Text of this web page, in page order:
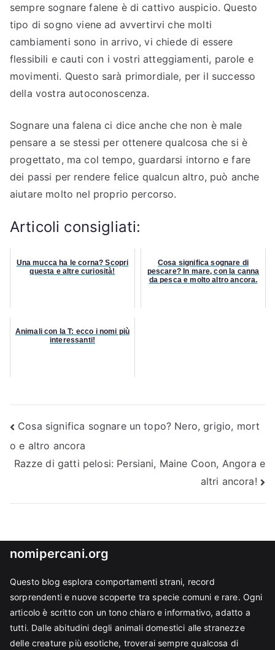
sempre sognare falene è di cattivo auspicio. Questo
tipo di sogno viene ad avvertirvi che molti
cambiamenti sono in arrivo, vi chiede di essere
flessibili e cauti con i vostri atteggiamenti, parole e
movimenti. Questo sarà primordiale, per il successo
della vostra autoconoscenza.
Sognare una falena ci dice anche che non è male
pensare a se stessi per ottenere qualcosa che si è
progettato, ma col tempo, guardarsi intorno e fare
dei passi per rendere felice qualcun altro, può anche
aiutare molto nel proprio percorso.
Articoli consigliati:
Una mucca ha le corna? Scopri
questa e altre curiosità!
Cosa significa sognare di
pescare? In mare, con la canna
da pesca e molto altro ancora.
Animali con la T: ecco i nomi più
interessanti!
Navigazione
articoli
Cosa significa sognare un topo? Nero, grigio, mort
o e altro ancora
Razze di gatti pelosi: Persiani, Maine Coon, Angora e
altri ancora!
nomipercani.org
Questo blog esplora comportamenti strani, record
sorprendenti e nuove scoperte tra specie comuni e rare. Ogni
articolo è scritto con un tono chiaro e informativo, adatto a
tutti. Dalle abitudini degli animali domestici alle stranezze
delle creature più esotiche, troverai sempre qualcosa di